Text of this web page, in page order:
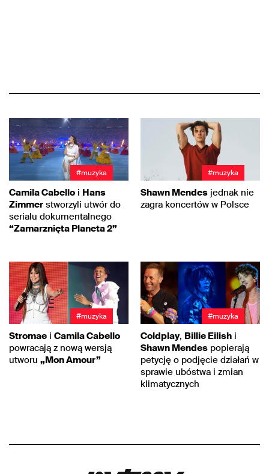
#muzyka
Camila Cabello i Hans
Zimmer stworzyli utwór do
serialu dokumentalnego
“Zamarznięta Planeta 2”
#muzyka
Shawn Mendes jednak nie
zagra koncertów w Polsce
#muzyka
Stromae i Camila Cabello
powracają z nową wersją
utworu „Mon Amour”
#muzyka
Coldplay, Billie Eilish i
Shawn Mendes popierają
petycję o podjęcie działań w
sprawie ubóstwa i zmian
klimatycznych